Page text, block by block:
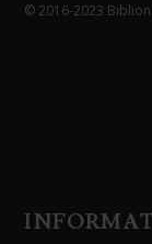
© 2016-2023 Biblion